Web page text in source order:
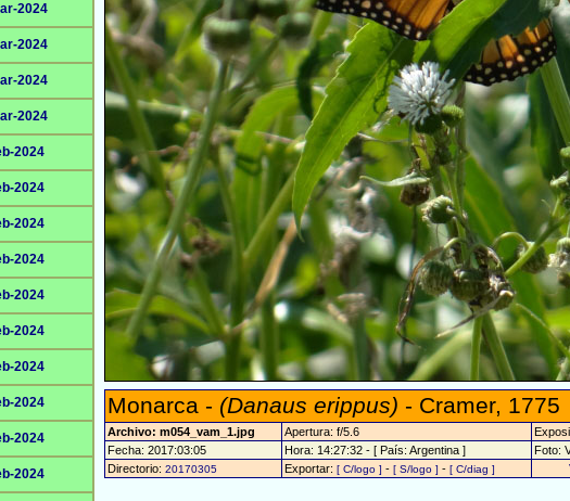
2024
2024
2024
2024
2024
2024
2024
2024
2024
2024
2024
2024
2024
2024
Monarca - (Danaus erippus) - Cramer, 1775
Archivo: m054_vam_1.jpg Apertura: f/5.6
Fecha: 2017:03:05
Hora: 14:27:32 - [ País: Argentina ] Foto:
Directorio: 20170305 Exportar: [ C/logo ] - [ S/logo ] - [ C/diag ]